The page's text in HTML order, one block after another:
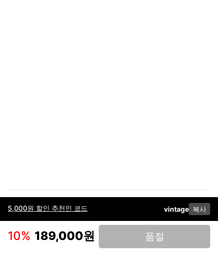
5,000원 할인 추천인 코드 vintage 복사
10% 189,000원 품절
이용약관고객센터판매개인정보 처리방침사업자 정보다운로드
인스타그램